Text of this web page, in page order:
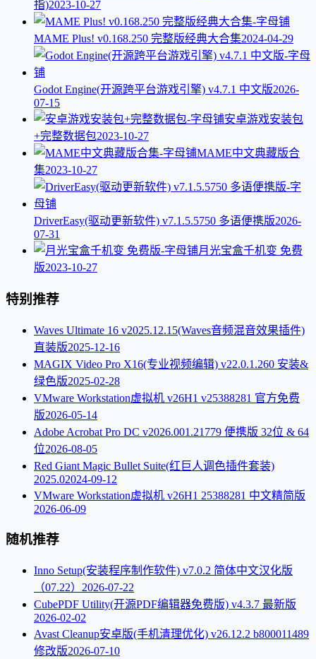
指)2023-10-27
MAME Plus! v0.168.250 完整版经典大合集2024-04-29
Godot Engine(开源跨平台游戏引擎) v4.7.1 中文版2026-
07-15
安卓游戏安装包
+完整数据包2023-10-27
MAME中文典藏版合
集2023-10-27
DriverEasy(驱动更新软件) v7.1.5.5750 多语便携版2026-
07-31
月光宝盒千机变 免费
版2023-10-27
特别推荐
Waves Ultimate 16 v2025.12.15(Waves音频混音效果插件)
直装版2025-12-16
MAGIX Video Pro X16(专业视频编辑) v22.0.1.260 安装&
绿色版2025-02-28
VMware Workstation虚拟机 v26H1 v25388281 官方免费
版2026-05-14
Adobe Acrobat Pro DC v2026.001.21779 便携版 32位 & 64
位2026-08-05
Red Giant Magic Bullet Suite(红巨人调色插件套装)
2025.02024-09-12
VMware Workstation虚拟机 v26H1 25388281 中文精简版
2026-06-09
随机推荐
Inno Setup(安装程序制作软件) v7.0.2 简体中文汉化版
（07.22） 2026-07-22
CubePDF Utility(开源PDF编辑器免费版) v4.3.7 最新版
2026-02-02
Avast Cleanup安卓版(手机清理优化) v26.12.2 b800011489
修改版2026-07-10